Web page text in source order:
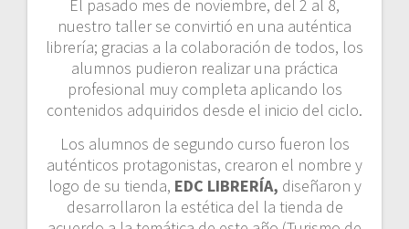
El pasado mes de noviembre, del 2 al 8,
nuestro taller se convirtió en una auténtica
librería; gracias a la colaboración de todos, los
alumnos pudieron realizar una práctica
profesional muy completa aplicando los
contenidos adquiridos desde el inicio del ciclo.
Los alumnos de segundo curso fueron los
auténticos protagonistas, crearon el nombre y
logo de su tienda, EDC LIBRERÍA, diseñaron y
desarrollaron la estética del la tienda de